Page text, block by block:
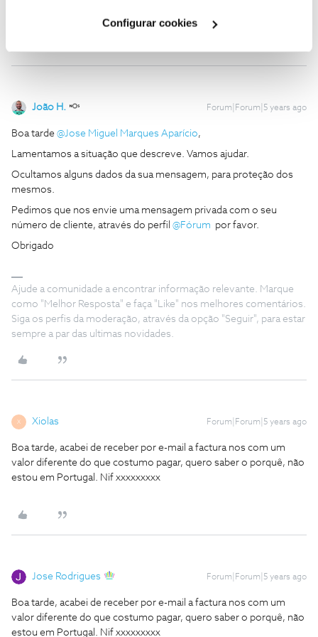
Configurar cookies
João H. Forum|Forum|5 years ago
Boa tarde @Jose Miguel Marques Aparício,
Lamentamos a situação que descreve. Vamos ajudar.
Ocultamos alguns dados da sua mensagem, para proteção dos
mesmos.
Pedimos que nos envie uma mensagem privada com o seu
número de cliente, através do perfil @Fórum por favor.
Obrigado
Ajude a comunidade a encontrar informação relevante. Marque
como "Melhor Resposta" e faça "Like" nos melhores comentários.
Siga os perfis da moderação, através da opção "Seguir", para estar
sempre a par das ultimas novidades.
X Xiolas Forum|Forum|5 years ago
Boa tarde, acabei de receber por e-mail a factura nos com um
valor diferente do que costumo pagar, quero saber o porquê, não
estou em Portugal. Nif xxxxxxxxx
Jose Rodrigues Forum|Forum|5 years ago
Boa tarde, acabei de receber por e-mail a factura nos com um
valor diferente do que costumo pagar, quero saber o porquê, não
estou em Portugal. Nif xxxxxxxxx